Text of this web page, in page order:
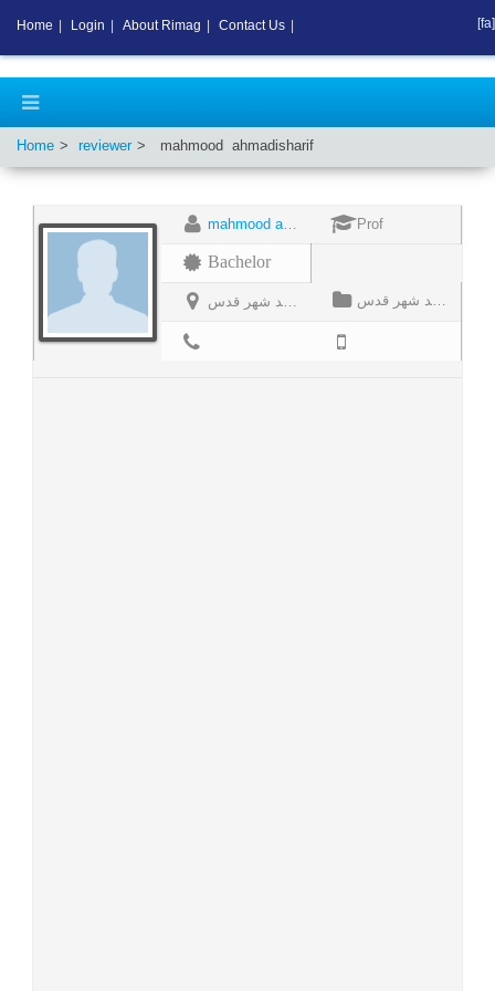
Home reviewer mahmood ahmadisharif
mahmood ahmadisharif Prof
Bachelor
دانشگاه آزاد واحد شهر قدس دانشگاه آزاد واحد شهر قدس
Home Login About Rimag Contact Us [fa]